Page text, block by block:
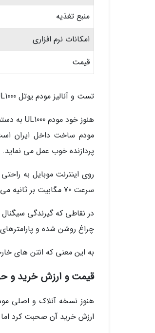
منبع تغذیه
امکانات نرم افزاری
قیمت
تست و آنالیز مودم یوتل UL1000
مودم ساخت داخل ایران
پردازنده خوب عمل می نماید.
سرعت 70 مگابیت بر ثانیه می رسد.
چراغ روشن شده و
به این معنی که انتن های
قیمت و ارزش خرید و
ارزش خرید آن صحبت کرد اما فعلا با فرض قیمت 5